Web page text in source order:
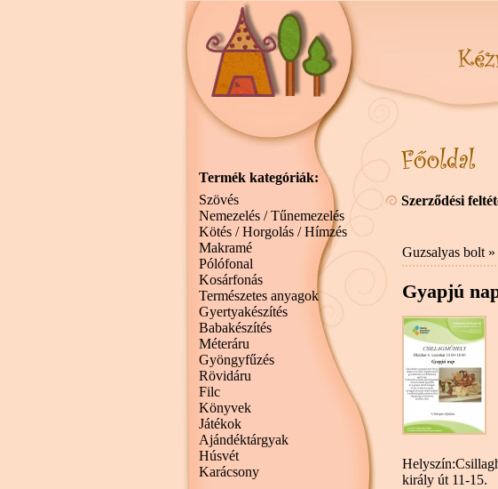
Szerződési
Guzsalyas bolt »
Gyapjú
Helyszín:
király út 11-15.
Termék kategóriák:
Szövés
Nemezelés / Tűnemezelés
Kötés / Horgolás / Hímzés
Makramé
Pólófonal
Kosárfonás
Természetes anyagok
Gyertyakészítés
Babakészítés
Méteráru
Gyöngyfűzés
Rövidáru
Filc
Könyvek
Játékok
Ajándéktárgyak
Húsvét
Karácsony